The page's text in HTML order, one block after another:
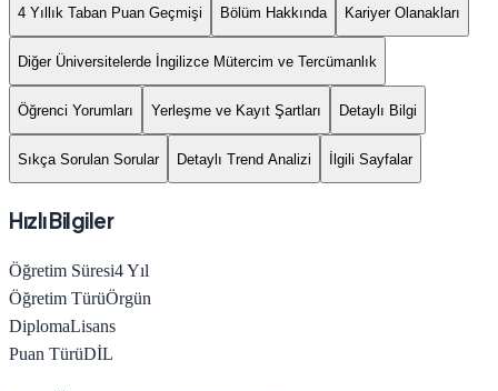
4 Yıllık Taban Puan Geçmişi Bölüm Hakkında Kariyer Olanakları
Diğer Üniversitelerde İngilizce Mütercim ve Tercümanlık
Öğrenci Yorumları Yerleşme ve Kayıt Şartları Detaylı Bilgi
Sıkça Sorulan Sorular Detaylı Trend Analizi İlgili Sayfalar
Hızlı Bilgiler
Öğretim Süresi4Yıl
Öğretim TürüÖrgün
DiplomaLisans
Puan TürüDİL